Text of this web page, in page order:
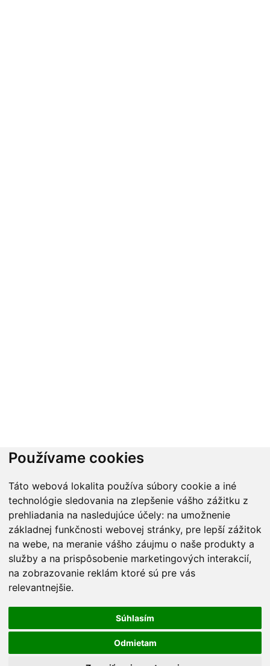
Používame cookies
Táto webová lokalita používa súbory cookie a iné
technológie sledovania na zlepšenie vášho zážitku z
prehliadania na nasledujúce účely: na umožnenie
základnej funkčnosti webovej stránky, pre lepší zážitok
na webe, na meranie vášho záujmu o naše produkty a
služby a na prispôsobenie marketingových interakcií,
na zobrazovanie reklám ktoré sú pre vás
relevantnejšie.
Súhlasím
Odmietam